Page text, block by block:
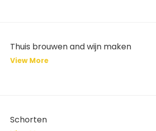
Thuis brouwen and wijn maken
View More
Schorten